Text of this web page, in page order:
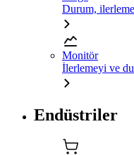
Durum,
Monitör
İlerlemeyi ve
Endüstriler